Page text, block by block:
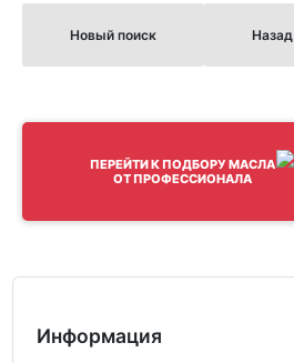
Новый поиск Назад
ПЕРЕЙТИ К ПОДБОРУ МАСЛА
ОТ ПРОФЕССИОНАЛА
Информация